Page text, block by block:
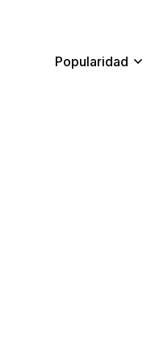
Popularidad